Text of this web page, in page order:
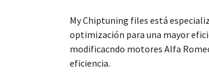
My Chiptuning files está
optimización para una mayor
modificacndo motores Alfa
eficiencia.